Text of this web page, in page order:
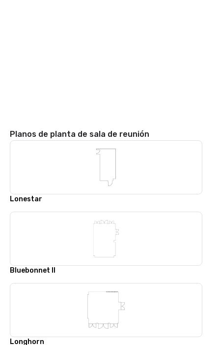
Planos de planta de sala de reunión
Lonestar
Bluebonnet II
Longhorn